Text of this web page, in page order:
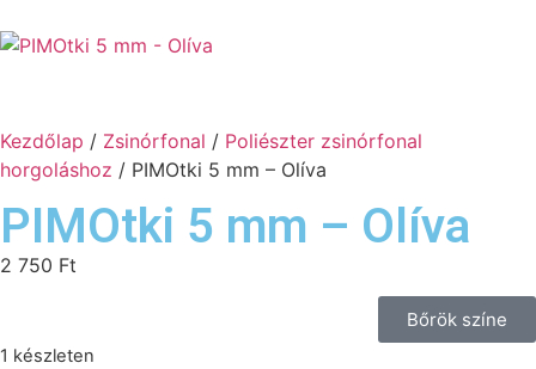
Kezdőlap / Zsinórfonal / Poliészter zsinórfonal
horgoláshoz / PIMOtki 5 mm – Olíva
PIMOtki 5 mm – Olíva
2 750 Ft
Bőrök színe
1 készleten